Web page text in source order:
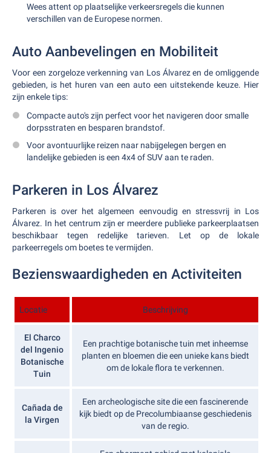
Wees attent op plaatselijke verkeersregels die kunnen
verschillen van de Europese normen.
Auto Aanbevelingen en Mobiliteit
Voor een zorgeloze verkenning van Los Álvarez en de omliggende
gebieden, is het huren van een auto een uitstekende keuze. Hier
zijn enkele tips:
Compacte auto's zijn perfect voor het navigeren door smalle
dorpsstraten en besparen brandstof.
Voor avontuurlijke reizen naar nabijgelegen bergen en
landelijke gebieden is een 4x4 of SUV aan te raden.
Parkeren in Los Álvarez
Parkeren is over het algemeen eenvoudig en stressvrij in Los
Álvarez. In het centrum zijn er meerdere publieke parkeerplaatsen
beschikbaar tegen redelijke tarieven. Let op de lokale
parkeerregels om boetes te vermijden.
Bezienswaardigheden en Activiteiten
Locatie Beschrijving
El Charco
del Ingenio
Botanische
Tuin
Een prachtige botanische tuin met inheemse
planten en bloemen die een unieke kans biedt
om de lokale flora te verkennen.
Cañada de
la Virgen
Een archeologische site die een fascinerende
kijk biedt op de Precolumbiaanse geschiedenis
van de regio.